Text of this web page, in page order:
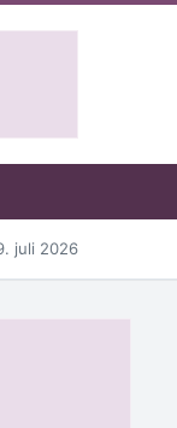
juli 2026